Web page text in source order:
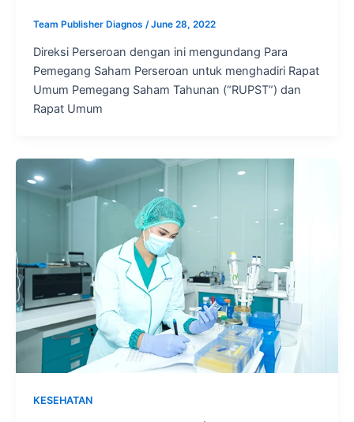
Team Publisher Diagnos /June 28, 2022
Direksi Perseroan dengan ini mengundang Para
Pemegang Saham Perseroan untuk menghadiri Rapat
Umum Pemegang Saham Tahunan (“RUPST”) dan
Rapat Umum
KESEHATAN